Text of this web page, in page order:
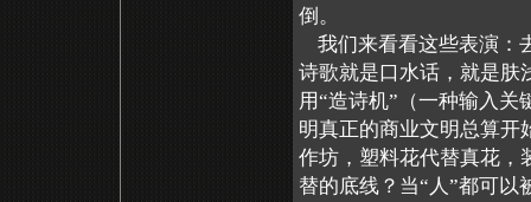
倒。
我们来看看这些表演：
诗歌就是口水话，就是肤
用“造诗机”（一种输入关
明真正的商业文明总算
作坊，塑料花代替真花
替的底线？当“人”都可以